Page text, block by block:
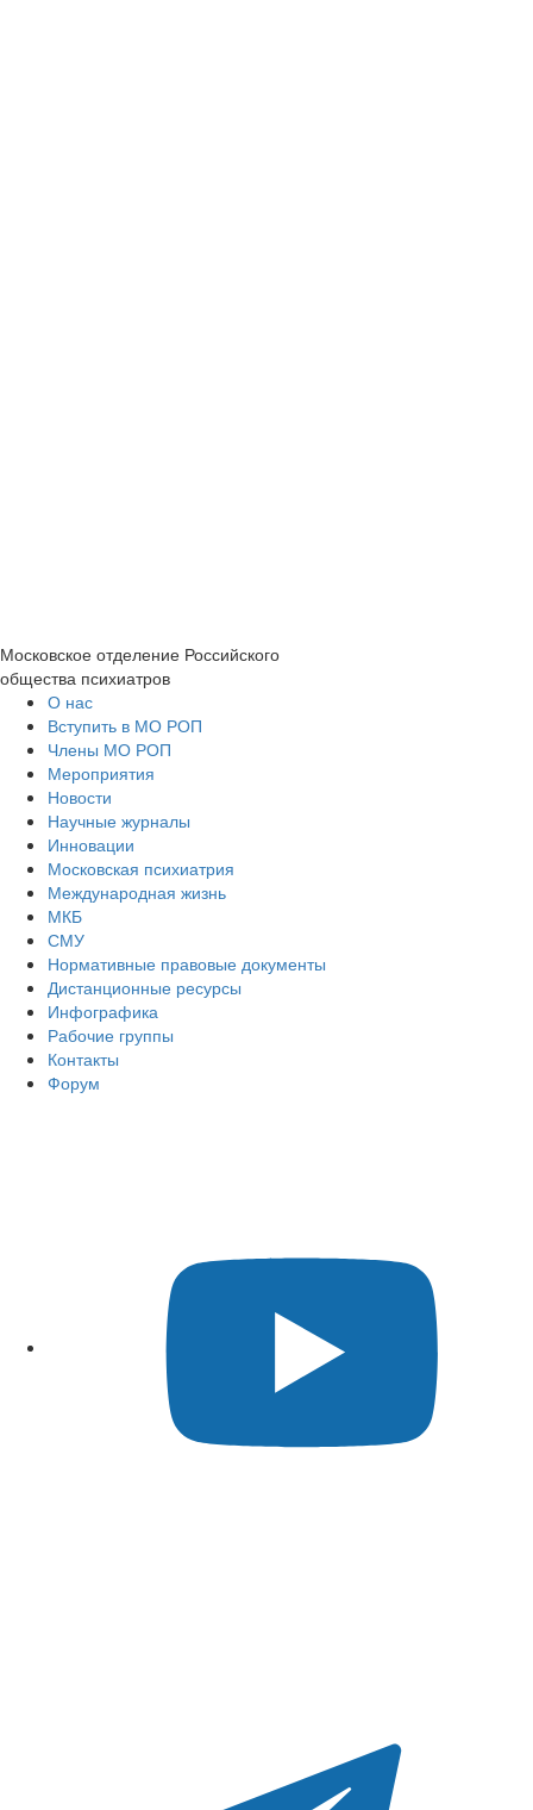
Московское отделение Российского
общества психиатров
О нас
Вступить в МО РОП
Члены МО РОП
Мероприятия
Новости
Научные журналы
Инновации
Московская психиатрия
Международная жизнь
МКБ
СМУ
Нормативные правовые документы
Дистанционные ресурсы
Инфографика
Рабочие группы
Контакты
Форум